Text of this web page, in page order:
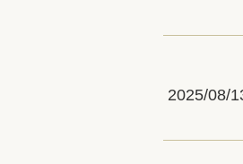
2025/08/